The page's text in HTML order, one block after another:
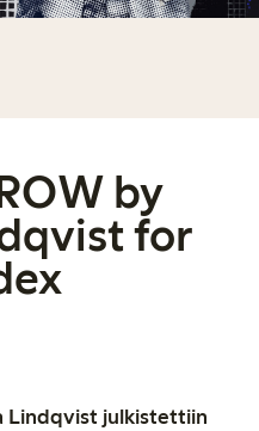
by
for
Lindqvist julkistettiin